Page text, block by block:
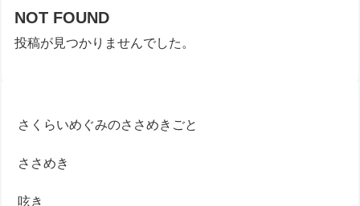
NOT FOUND
投稿が見つかりませんでした。
さくらいめぐみのささめきごと
ささめき
呟き